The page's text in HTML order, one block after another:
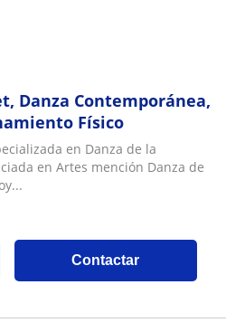
Danza Contemporánea,
Físico
en Danza de la
en Artes mención Danza de
Contactar